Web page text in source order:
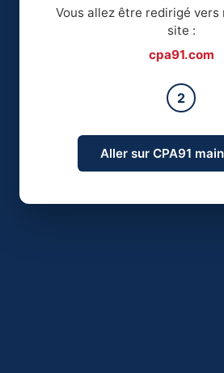
Vous allez être redirigé vers
site :
cpa91.com
2
Aller sur CPA91